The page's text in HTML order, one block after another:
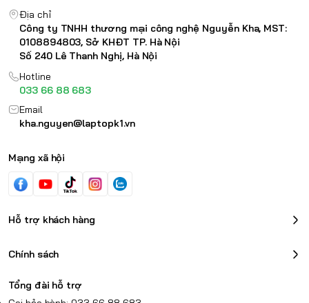
Địa chỉ
Công ty TNHH thương mại công nghệ Nguyễn Kha, MST:
0108894803, Sở KHĐT TP. Hà Nội
Số 240 Lê Thanh Nghị, Hà Nội
Hotline
033 66 88 683
Email
kha.nguyen@laptopk1.vn
Mạng xã hội
Hỗ trợ khách hàng
Chính sách
Tổng đài hỗ trợ